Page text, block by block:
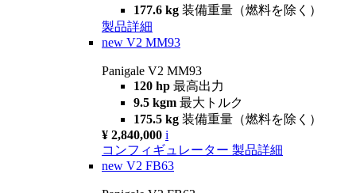
177.6 kg 装備重量（燃料を除く）
製品詳細
new V2 MM93
Panigale V2 MM93
120 hp 最高出力
9.5 kgm 最大トルク
175.5 kg 装備重量（燃料を除く）
¥ 2,840,000 i
コンフィギュレーター 製品詳細
new V2 FB63